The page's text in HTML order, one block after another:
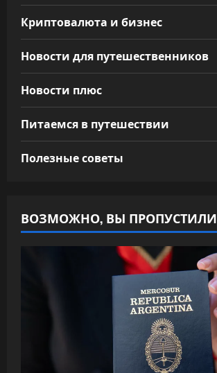
Криптовалюта и бизнес
Новости для путешественников
Новости плюс
Питаемся в путешествии
Полезные советы
ВОЗМОЖНО, ВЫ ПРОПУСТИЛИ